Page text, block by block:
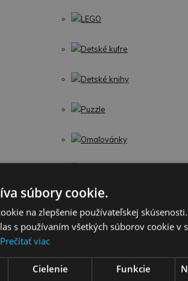
LEGO
Detské kufre
Detské knihy
Puzzle
Omaľovánky
Guľočkové dráhy
Stavebnice
Školské potreby
súbory cookie.
na zlepšenie používateľskej
s používaním všetkých súborov cookie v
Prečítať viac
Cielenie Funkcie